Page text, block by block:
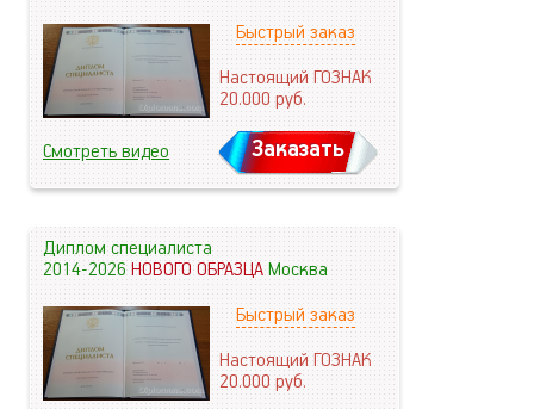
Быстрый заказ
Настоящий ГОЗНАК
20.000руб.
Смотреть видео Заказать
Диплом специалиста
2014-2026НОВОГО ОБРАЗЦАМосква
Быстрый заказ
Настоящий ГОЗНАК
20.000руб.